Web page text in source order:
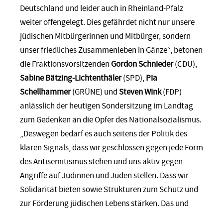
Deutschland und leider auch in Rheinland-Pfalz
weiter offengelegt. Dies gefährdet nicht nur unsere
jüdischen Mitbürgerinnen und Mitbürger, sondern
unser friedliches Zusammenleben in Gänze“, betonen
die FraktionsvorsitzendenGordon Schnieder(CDU),
Sabine Bätzing-Lichtenthäler(SPD),Pia
Schellhammer(GRÜNE) undSteven Wink(FDP)
anlässlich der heutigen Sondersitzung im Landtag
zum Gedenken an die Opfer des Nationalsozialismus.
„Deswegen bedarf es auch seitens der Politik des
klaren Signals, dass wir geschlossen gegen jede Form
des Antisemitismus stehen und uns aktiv gegen
Angriffe auf Jüdinnen und Juden stellen. Dass wir
Solidarität bieten sowie Strukturen zum Schutz und
zur Förderung jüdischen Lebens stärken. Das und